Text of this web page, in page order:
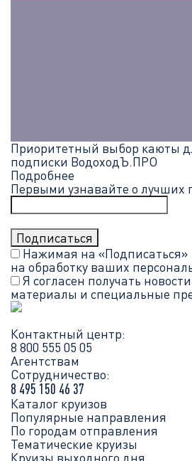
Приоритетный выбор каюты
подписки ВодоходЪ.ПРО
Подробнее
Первыми узнавайте о лучших
Нажимая на «Подписаться»
на обработку ваших
Я согласен получать
материалы и специальные
Контактный центр:
8 800 555 05 05
Агентствам
Сотрудничество:
8 495 150 46 37
Каталог круизов
Популярные направления
По городам отправления
Тематические круизы
Круизы выходного дня